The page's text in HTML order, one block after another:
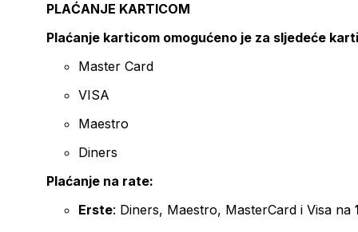
PLAĆANJE KARTICOM
Plaćanje karticom omogućeno je za sljedeće
Master Card
VISA
Maestro
Diners
Plaćanje na rate:
Erste: Diners, Maestro, MasterCard i Visa na